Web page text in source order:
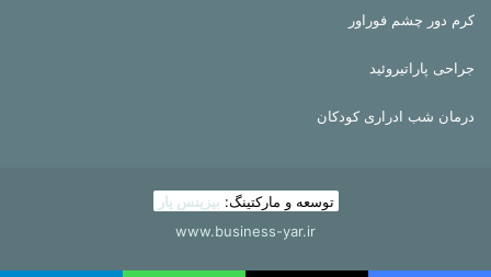
کرم دور چشم فوراور
جراحی پاراتیروئید
درمان شب ادراری کودکان
توسعه و مارکتینگ: بیزینس یار
www.business-yar.ir